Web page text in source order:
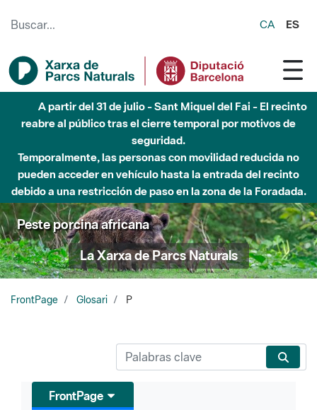
CA ES
Hasta diciembre de 2026 - Parque Fluvial Besós -
Afectaciones en el cauce del Parque Fluvial del Besòs debido
a obras de construcción de una pasarela sobre el río
Peste porcina africana
La Xarxa de Parcs Naturals
FrontPage Glosari P
Glosari
P